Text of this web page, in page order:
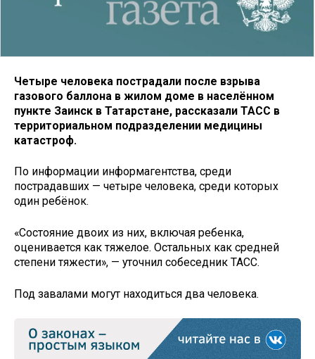
Четыре человека пострадали после взрыва
газового баллона в жилом доме в населённом
пункте Заинск в Татарстане, рассказали ТАСС в
территориальном подразделении медицины
катастроф.
По информации информагентства, среди
пострадавших — четыре человека, среди которых
один ребёнок.
«Состояние двоих из них, включая ребенка,
оценивается как тяжелое. Остальных как средней
степени тяжести», — уточнил собеседник ТАСС.
Под завалами могут находиться два человека.